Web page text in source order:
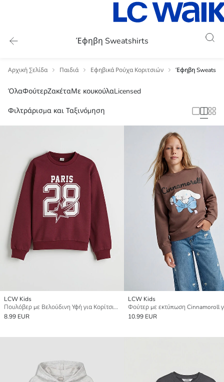
Έφηβη Sweatshirts
Αρχική Σελίδα Παιδιά Εφηβικά Ρούχα Κοριτσιών Έφηβη
ΌλαΦούτερΖακέταΜε κουκούλαLicensed
Φιλτράρισμα και Ταξινόμηση
LCW Kids
Πουλόβερ με Βελούδινη Υφή για Κορίτσια με Εκτύπωση Παρισιού
8.99 EUR
LCW Kids
10.99 EUR